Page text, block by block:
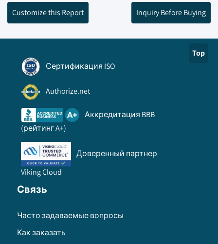
Customize this Report Inquiry Before Buying
Top
Сертификация ISO
Authorize.net
Аккредитация BBB
(рейтинг A+)
Доверенный партнер
Viking Cloud
Связь
Часто задаваемые вопросы
Как заказать